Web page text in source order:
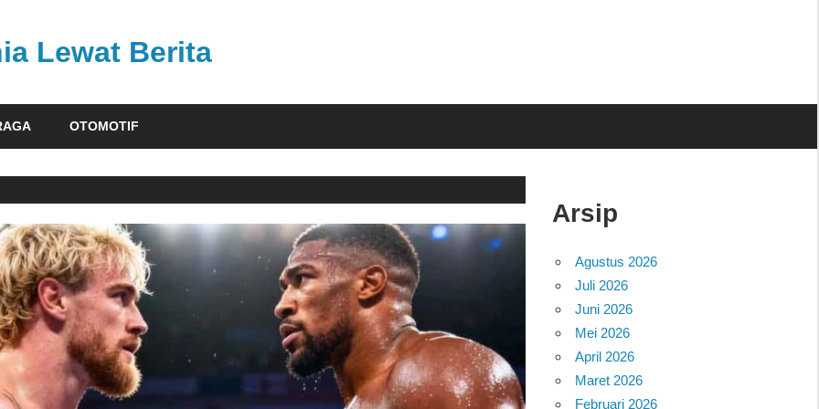
Lewat Berita
OTOMOTIF
Arsip
Agustus 2026
Juli 2026
Juni 2026
Mei 2026
April 2026
Maret 2026
Februari 2026